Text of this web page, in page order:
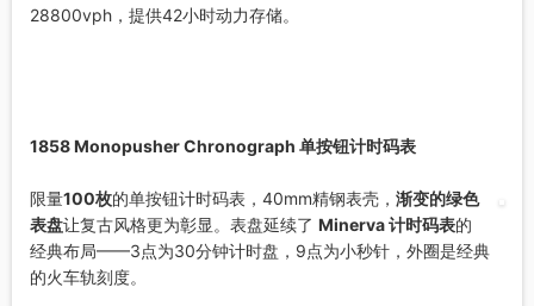
28800vph，提供42小时动力存储。
1858 Monopusher Chronograph 单按钮计时码表
限量100枚的单按钮计时码表，40mm精钢表壳， 渐变的绿色
表盘让复古风格更为彰显。表盘延续了 Minerva 计时码表的
经典布局——3点为30分钟计时盘，9点为小秒针，外圈是经典
的火车轨刻度。